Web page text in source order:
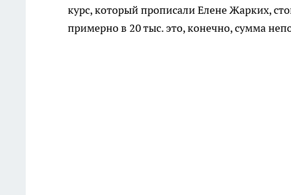
курс, который прописали Елене Жарких,
примерно в 20 тыс. это, конечно, сумма